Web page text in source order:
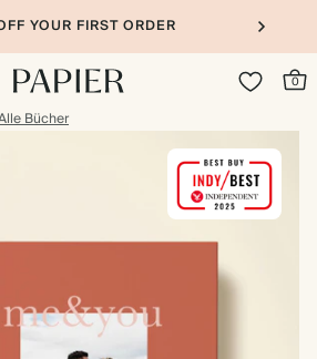
YOUR FIRST ORDER
0
Bücher